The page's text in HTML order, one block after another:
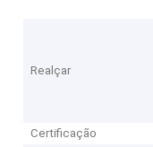
Realçar
Certificação